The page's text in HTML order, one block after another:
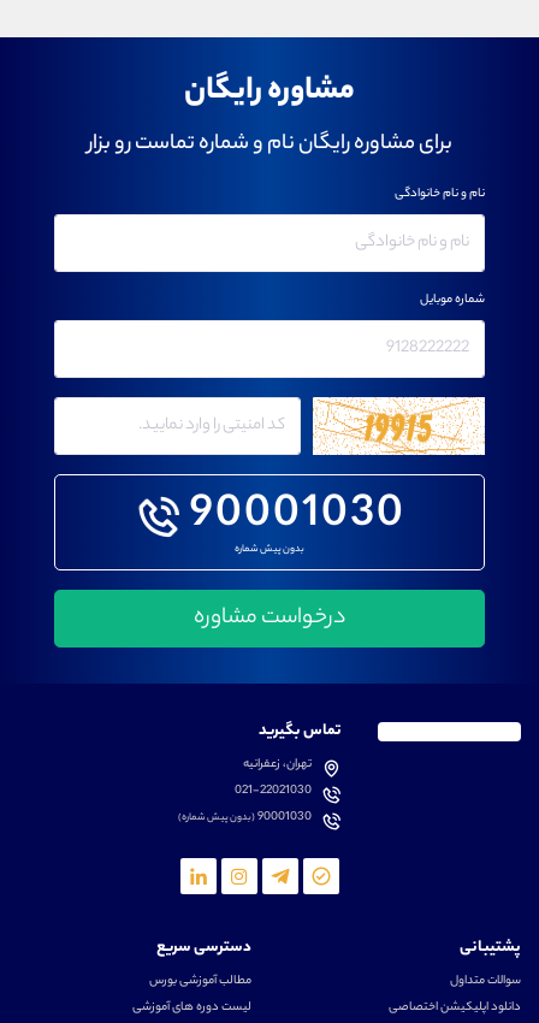
مشاوره رایگان
برای مشاوره رایگان نام و شماره تماست رو بزار
90001030
بدون پیش شماره
نام و نام خانوادگی
شماره موبایل
تماس بگیرید
تهران، زعفرانیه
021-22021030
90001030(بدون پیش شماره)
پشتیبانی
سوالات متداول
دانلود اپلیکیشن اختصاصی
دسترسی سریع
مطالب آموزشی بورس
لیست دوره های آموزشی